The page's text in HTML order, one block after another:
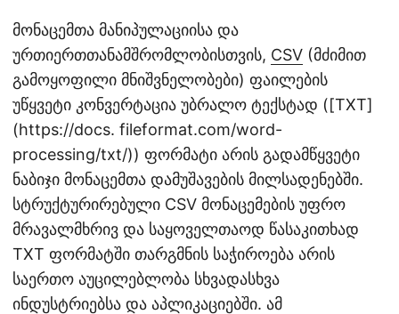
მონაცემთა მანიპულაციისა და
ურთიერთთანამშრომლობისთვის, CSV (მძიმით
გამოყოფილი მნიშვნელობები) ფაილების
უწყვეტი კონვერტაცია უბრალო ტექსტად ([TXT]
(https://docs. fileformat.com/word-
processing/txt/)) ფორმატი არის გადამწყვეტი
ნაბიჯი მონაცემთა დამუშავების მილსადენებში.
სტრუქტურირებული CSV მონაცემების უფრო
მრავალმხრივ და საყოველთაოდ წასაკითხად
TXT ფორმატში თარგმნის საჭიროება არის
საერთო აუცილებლობა სხვადასხვა
ინდუსტრიებსა და აპლიკაციებში. ამ